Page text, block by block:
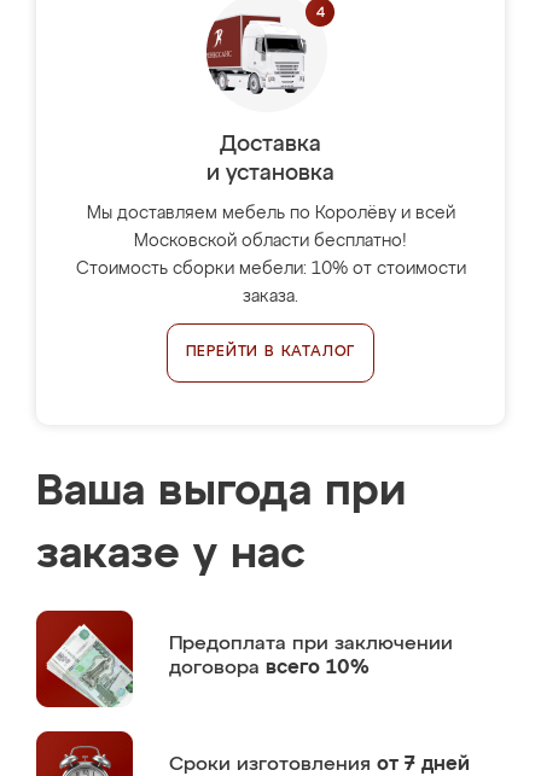
Доставка
и установка
Мы доставляем мебель по Королёву и всей
Московской области бесплатно!
Стоимость сборки мебели: 10% от стоимости
заказа.
ПЕРЕЙТИ В КАТАЛОГ
Ваша выгода при
заказе у нас
Предоплата при заключении
договора всего 10%
Сроки изготовления от 7 дней